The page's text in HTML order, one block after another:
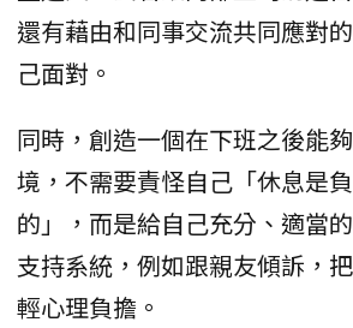
還有藉由和同事交流共同應對
己面對。
同時，創造一個在下班之後能
境，不需要責怪自己「休息是
的」，而是給自己充分、適當
支持系統，例如跟親友傾訴，
輕心理負擔。